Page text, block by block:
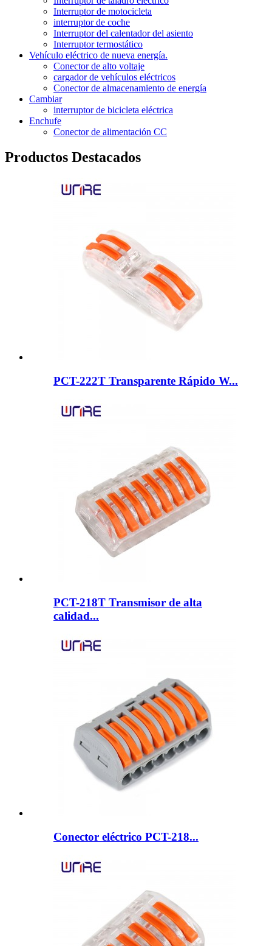
Interruptor de motocicleta
interruptor de coche
Interruptor del calentador del asiento
Interruptor termostático
Vehículo eléctrico de nueva energía.
Conector de alto voltaje
cargador de vehículos eléctricos
Conector de almacenamiento de energía
Cambiar
interruptor de bicicleta eléctrica
Enchufe
Conector de alimentación CC
Productos Destacados
PCT-222T Transparente Rápido W...
PCT-218T Transmisor de alta
calidad...
Conector eléctrico PCT-218...